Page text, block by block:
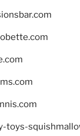
toys-